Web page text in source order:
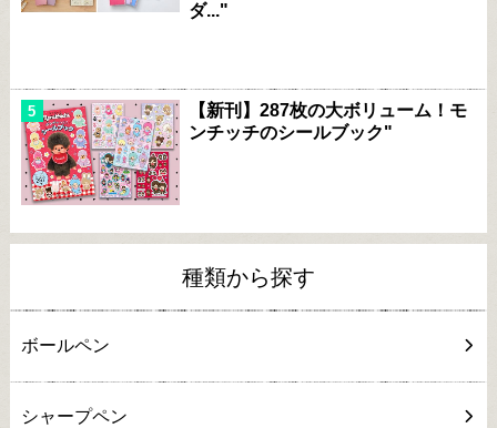
ダ..."
【新刊】287枚の大ボリューム！モ
ンチッチのシールブック"
種類から探す
ボールペン
シャープペン